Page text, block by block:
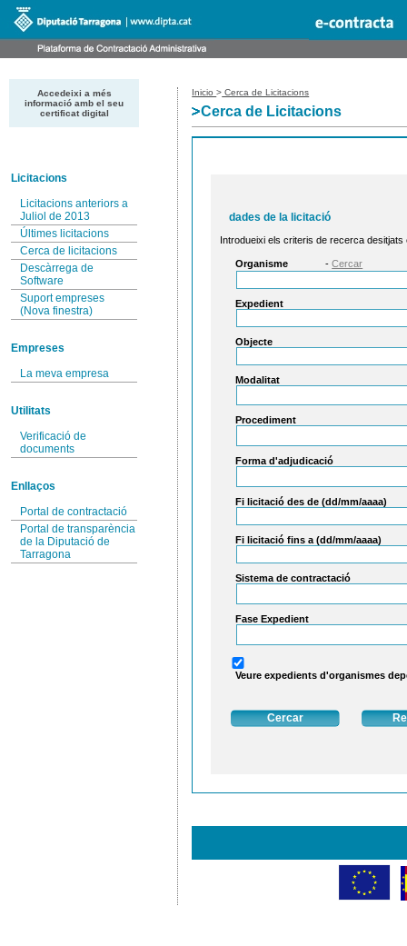
Accedeixi a més
informació amb el seu
certificat digital
Licitacions
Licitacions anteriors a
Juliol de 2013
Últimes licitacions
Cerca de licitacions
Descàrrega de
Software
Suport empreses
(Nova finestra)
Empreses
La meva empresa
Utilitats
Verificació de
documents
Enllaços
Portal de contractació
Portal de transparència
de la Diputació de
Tarragona
Inicio> Cerca de Licitacions
Cerca de Licitacions
Introdueixi els criteris de recerca desitjats
dades de la licitació
Organisme -Cercar
Expedient
Objecte
Modalitat
Procediment
Forma d'adjudicació
Fi licitació des de (dd/mm/aaaa)
Fi licitació fins a (dd/mm/aaaa)
Sistema de contractació
Fase Expedient
Veure expedients d'organismes